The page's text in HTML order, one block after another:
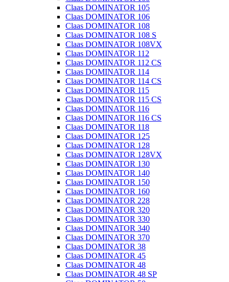
Claas DOMINATOR 105
Claas DOMINATOR 106
Claas DOMINATOR 108
Claas DOMINATOR 108 S
Claas DOMINATOR 108VX
Claas DOMINATOR 112
Claas DOMINATOR 112 CS
Claas DOMINATOR 114
Claas DOMINATOR 114 CS
Claas DOMINATOR 115
Claas DOMINATOR 115 CS
Claas DOMINATOR 116
Claas DOMINATOR 116 CS
Claas DOMINATOR 118
Claas DOMINATOR 125
Claas DOMINATOR 128
Claas DOMINATOR 128VX
Claas DOMINATOR 130
Claas DOMINATOR 140
Claas DOMINATOR 150
Claas DOMINATOR 160
Claas DOMINATOR 228
Claas DOMINATOR 320
Claas DOMINATOR 330
Claas DOMINATOR 340
Claas DOMINATOR 370
Claas DOMINATOR 38
Claas DOMINATOR 45
Claas DOMINATOR 48
Claas DOMINATOR 48 SP